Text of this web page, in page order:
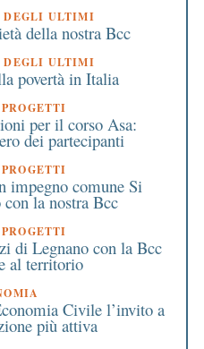
DEGLI ULTIMI
della nostra Bcc
DEGLI ULTIMI
povertà in Italia
per il corso Asa:
dei partecipanti
impegno comune Si
la nostra Bcc
di Legnano con la Bcc
al territorio
Civile l’invito a
più attiva